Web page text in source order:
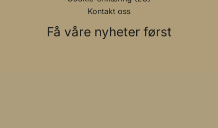
Få våre nyheter først